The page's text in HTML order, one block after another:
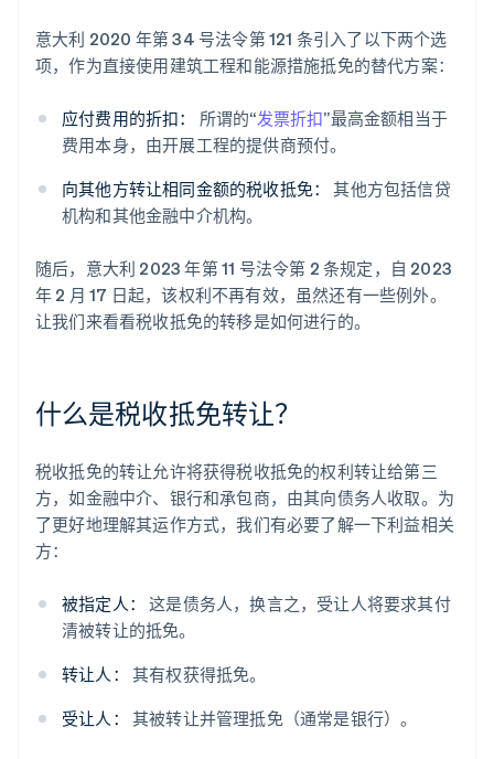
意大利 2020 年第 34 号法令第 121 条引入了以下两个选
项，作为直接使用建筑工程和能源措施抵免的替代方案：
应付费用的折扣： 所谓的“发票折扣”最高金额相当于
费用本身，由开展工程的提供商预付。
向其他方转让相同金额的税收抵免：
其他方包括信贷
机构和其他金融中介机构。
随后，意大利 2023 年第 11 号法令第 2 条规定，自 2023
年 2 月 17 日起，该权利不再有效，虽然还有一些例外。
让我们来看看税收抵免的转移是如何进行的。
什么是税收抵免转让？
税收抵免的转让允许将获得税收抵免的权利转让给第三
方，如金融中介、银行和承包商，由其向债务人收取。为
了更好地理解其运作方式，我们有必要了解一下利益相关
方：
被指定人：
这是债务人，换言之，受让人将要求其付
清被转让的抵免。
转让人：
其有权获得抵免。
受让人：
其被转让并管理抵免（通常是银行）。